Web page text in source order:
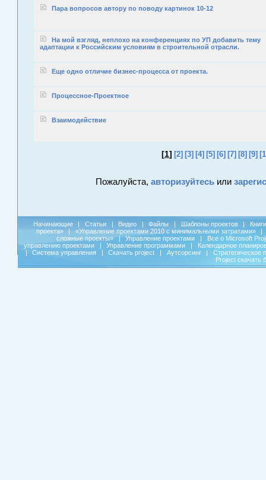
Пара вопросов автору по поводу картинок 10-12
На мой взгляд, неплохо на конференциях по УП добавить тему
адаптации к Российским условиям в строительной отрасли.
Еще одно отличие бизнес-процесса от проекта.
Процессное-Проектное
Взаимодействие
[1] [2] [3] [4] [5] [6] [7] [8] [9]
Пожалуйста, авторизуйтесьили
Начинающие | Статьи | Видео | Файлы | Шаблоны проектов |
Книги
проекта»
| «Управление проектами 2010 с минимальными затратами»
|
сложные проекты»
| Управление проектами |
Все о Microsoft
управлению проектами
| Управление программами |
Календарное
|
Система управления | Скачать project | Аутсорсинг |
Стратегическое
Project скачать